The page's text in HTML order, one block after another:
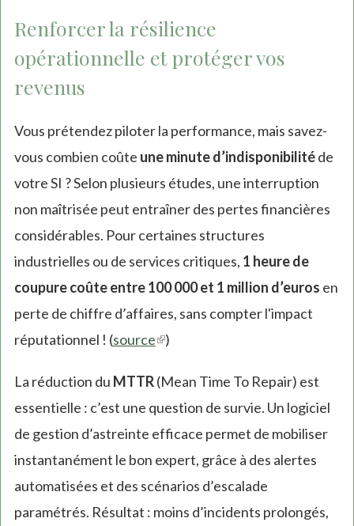
Renforcer la résilience
opérationnelle et protéger vos
revenus
Vous prétendez piloter la performance, mais savez-
vous combien coûte une minute d’indisponibilitéde
votre SI ? Selon plusieurs études, une interruption
non maîtrisée peut entraîner des pertes financières
considérables. Pour certaines structures
industrielles ou de services critiques, 1 heure de
coupure coûte entre 100 000 et 1 million d’euros en
perte de chiffre d’affaires, sans compter l'impact
réputationnel ! (source(link
external)
)
La réduction du MTTR(Mean Time To Repair) est
essentielle : c’est une question de survie. Un logiciel
de gestion d’astreinte efficace permet de mobiliser
instantanément le bon expert, grâce à des alertes
automatisées et des scénarios d’escalade
paramétrés. Résultat : moins d’incidents prolongés,